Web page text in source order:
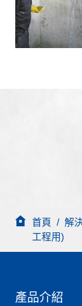
首頁 / 解
工程用)
產品介紹